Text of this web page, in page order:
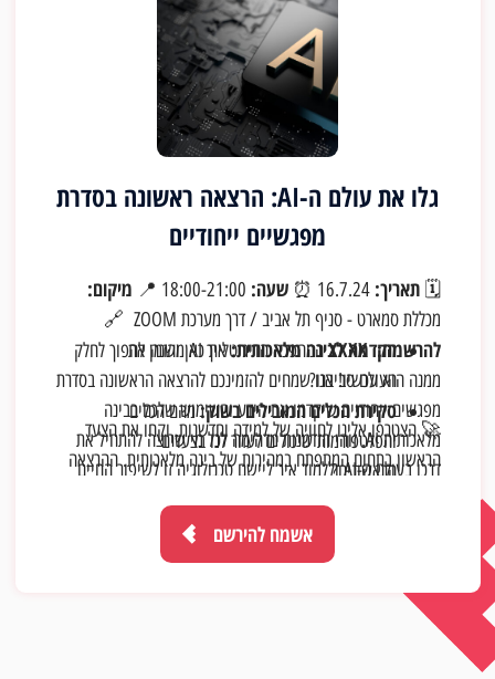
גלו את עולם ה-AI: הרצאה ראשונה בסדרת
מפגשיים ייחודיים
🗓תאריך: 16.7.24 ⏰ שעה: מיקום:
מכללת סמארט - סניף תל אביב / דרך מערכת ZOOM 🔗
להרשמה: XXXX
המהפכה הדיגיטלית כאן והזמן להפוך לחלק
ממנה הוא עכשיו! אנו שמחים להזמינכם להרצאה הראשונה בסדרת
מפגשים ייחודיים שיקדמו את הידע והשימוש שלכם בבינה
מלאכותית AI. זוהי הזדמנות מדהימה לכל מי שרוצה להתחיל את
דרכו בעולם ה-AI וללמוד איך ליישם טכנולוגיה זו לשיפור החיים
האישיים והמקצועיים.מה נלמד במפגש ?
הקדמה לבינה מלאכותית:
איך AI משנה את
העולם סביבנו?
סקירת הכלים המובילים בשוק:מהם הכלים
והפלטפורמות שיכולים לעזור לנו בצעדים
הראשונים?
דוגמאות מעשיות
וטיפים לשימוש ב AI בשגרת היום שלנו.
סדנאות פרקטיות
🚀 הצטרפו אלינו לחוויה של למידה וחדשנות, וקחו את הצעד
הראשון בתחום המתפתח במהירות של בינה מלאכותית. ההרצאה
אשמח להירשם